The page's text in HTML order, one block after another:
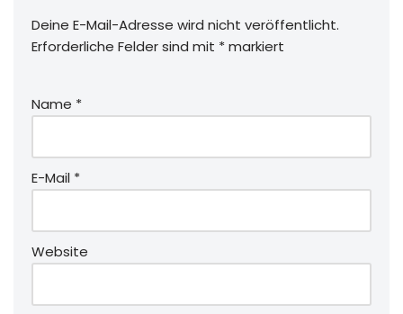
Deine E-Mail-Adresse wird nicht veröffentlicht.
Erforderliche Felder sind mit *markiert
Name *
E-Mail *
Website